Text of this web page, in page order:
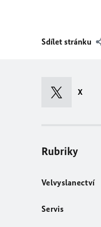
Sdílet stránku
X
Rubriky
Velvyslanectví
Servis